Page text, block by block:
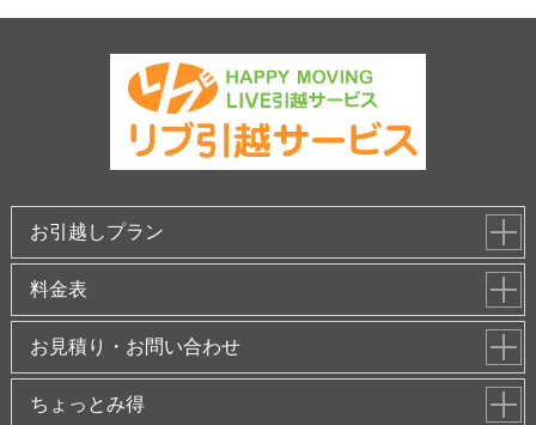
お引越しプラン
料金表
お見積り・お問い合わせ
ちょっとみ得